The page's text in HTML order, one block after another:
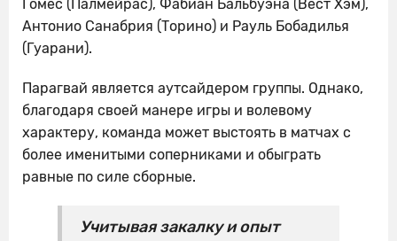
Гомес (Палмейрас), Фабиан Бальбуэна (Вест Хэм),
Антонио Санабрия (Торино) и Рауль Бобадилья
(Гуарани).
Парагвай является аутсайдером группы. Однако,
благодаря своей манере игры и волевому
характеру, команда может выстоять в матчах с
более именитыми соперниками и обыграть
равные по силе сборные.
Учитывая закалку и опыт